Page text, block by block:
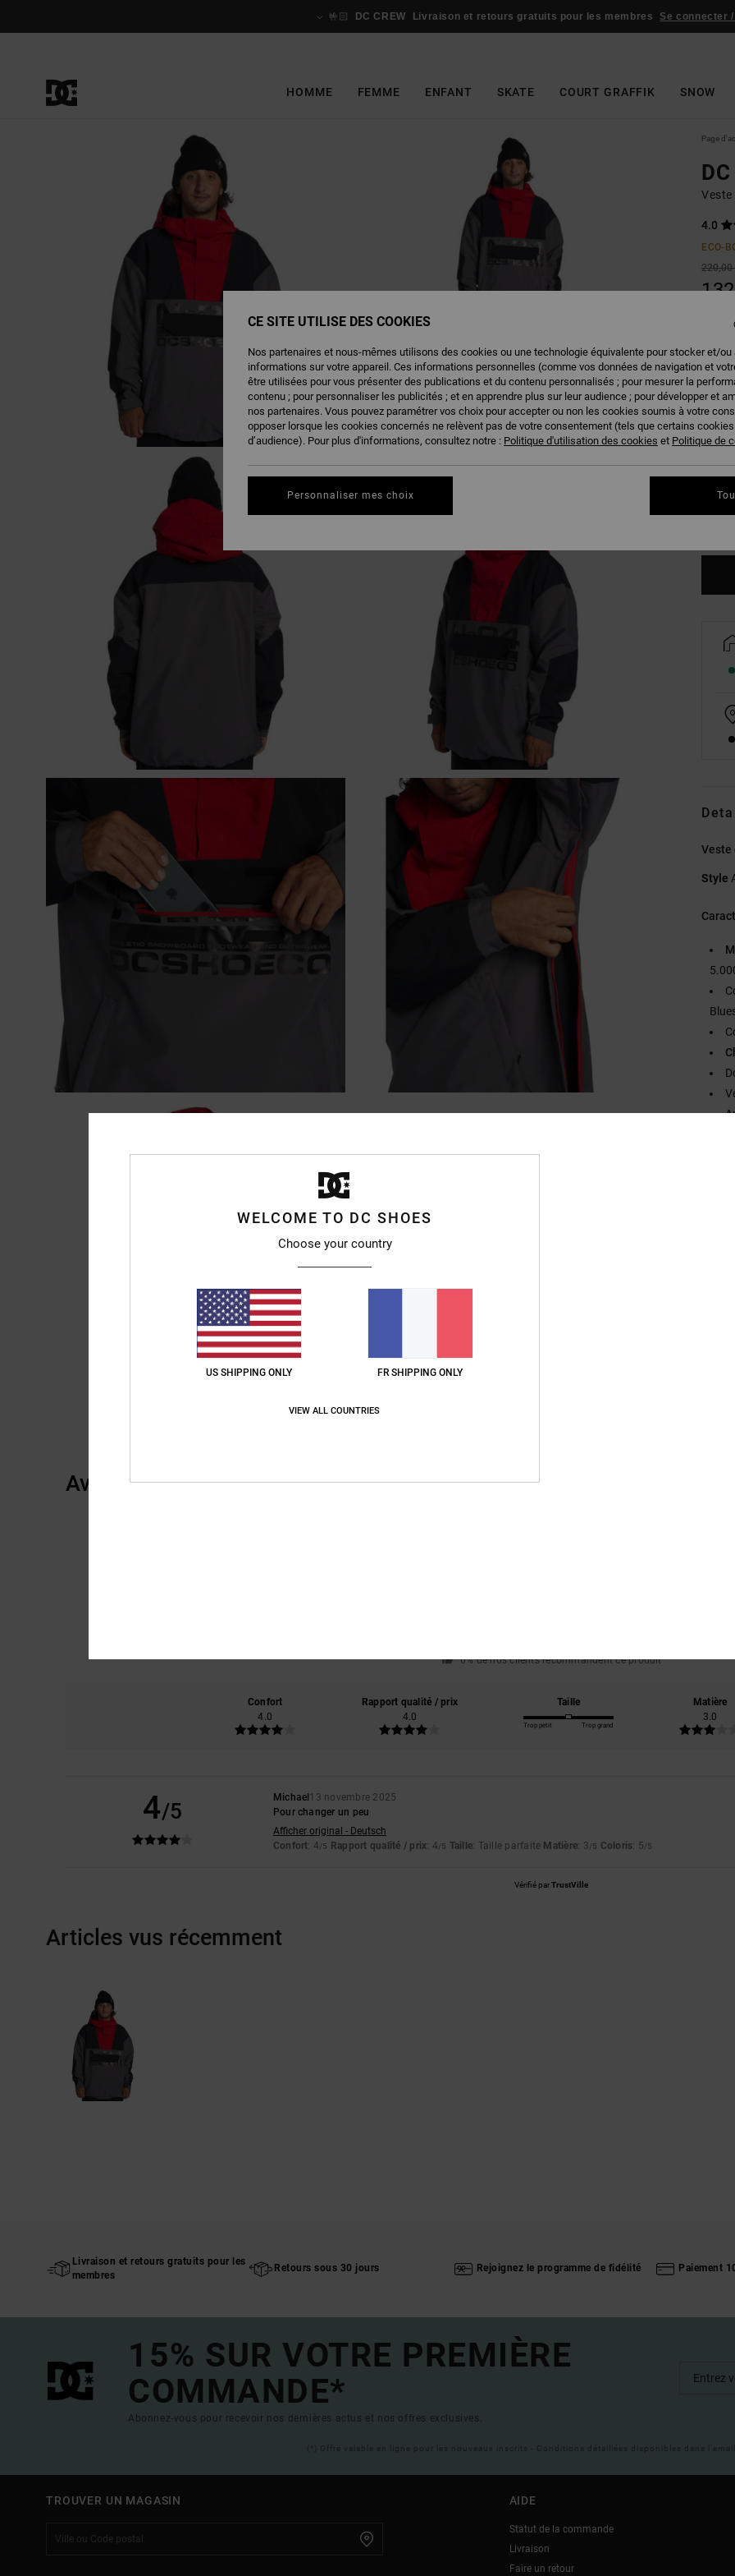
🤟🏻 DC CREW Livraison et retours gratuits pour les membres Se connecter
HOMME FEMME ENFANT SKATE COURT GRAFFIK SNOW
Page
Veste
4.0
ECO-
220,00
Veste
Style
Avis clients
0% de nos clients recommandent ce produit
Confort
4.0
Rapport qualité / prix
4.0
Taille
Trop petit Trop grand
Matière
3.0
4/5
Michael 13 novembre 2025
Pour changer un peu
Afficher original - Deutsch
Confort: 4/5 Rapport qualité / prix: 4/5 Taille: Taille parfaite Matière: 3/5 Coloris: 5/5
Vérifié parTrustVille
Articles vus récemment
Livraison et retours gratuits pour les
membres
Retours sous 30 jours Rejoignez le programme de fidélité Paiement
15% SUR VOTRE PREMIÈRE
COMMANDE*
Abonnez-vous pour recevoir nos dernières actus et nos offres exclusives.
(*) Offre valable en ligne pour les nouveaux inscrits - Conditions détaillées disponibles dans
TROUVER UN MAGASIN AIDE
Statut de la commande
Livraison
Faire un retour
WELCOME TO DC SHOES
Choose your country
US SHIPPING ONLY FR SHIPPING ONLY
VIEW ALL COUNTRIES
CE SITE UTILISE DES COOKIES
Nos partenaires et nous-mêmes utilisons des cookies ou une technologie équivalente pour stocker et/ou
informations sur votre appareil. Ces informations personnelles (comme vos données de navigation et
être utilisées pour vous présenter des publications et du contenu personnalisés ; pour mesurer la
contenu ; pour personnaliser les publicités ; et en apprendre plus sur leur audience ; pour développer et
nos partenaires. Vous pouvez paramétrer vos choix pour accepter ou non les cookies soumis à votre
opposer lorsque les cookies concernés ne relèvent pas de votre consentement (tels que certains
d’audience). Pour plus d'informations, consultez notre : Politique d'utilisation des cookies et Politique de
Personnaliser mes choix